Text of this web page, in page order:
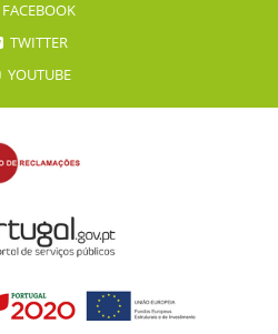
FACEBOOK
TWITTER
YOUTUBE